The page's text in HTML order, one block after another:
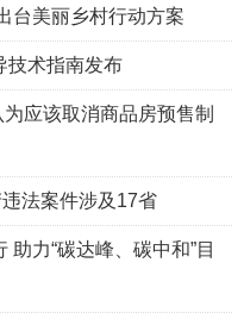
台美丽乡村行动方案
技术指南发布
应该取消商品房预售制
法案件涉及17省
力“碳达峰、碳中和”目